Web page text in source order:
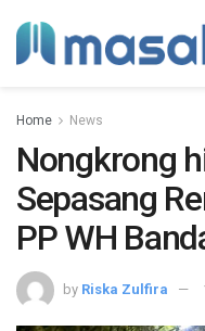
Home News
Nongkrong
Sepasang
PP WH
by Riska Zulfira